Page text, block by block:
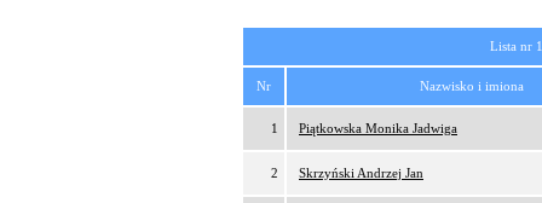
Lista nr
Nr Nazwisko i imiona
1 Piątkowska Monika Jadwiga
2 Skrzyński Andrzej Jan